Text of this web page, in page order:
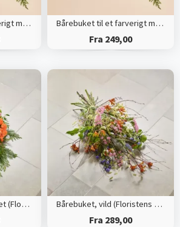
Bårebuket til et farverigt minde med bånd Bårebuket til et farverigt minde
Fra 249,00
Bårebuket, multifarvet (Floristens kreative valg) Bårebuket, vild (Floristens kreative valg)
Fra 289,00